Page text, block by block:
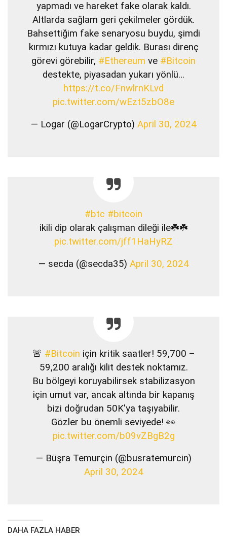
yapmadı ve hareket fake olarak kaldı.
Altlarda sağlam geri çekilmeler gördük.
Bahsettiğim fake senaryosu buydu, şimdi
kırmızı kutuya kadar geldik. Burası direnç
görevi görebilir, #Ethereum ve #Bitcoin
destekte, piyasadan yukarı yönlü…
https://t.co/FnwlrnKLvd
pic.twitter.com/wEzt5zbO8e
— Logar (@LogarCrypto) April 30, 2024
#btc #bitcoin
ikili dip olarak çalışman dileği ile☘️☘️
pic.twitter.com/jff1HaHyRZ
— secda (@secda35) April 30, 2024
🚨 #Bitcoin için kritik saatler! 59,700 –
59,200 aralığı kilit destek noktamız.
Bu bölgeyi koruyabilirsek stabilizasyon
için umut var, ancak altında bir kapanış
bizi doğrudan 50K'ya taşıyabilir.
Gözler bu önemli seviyede! 👀
pic.twitter.com/b09vZBgB2g
— Büşra Temurçin (@busratemurcin)
April 30, 2024
DAHA FAZLA HABER